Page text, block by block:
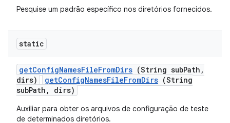
Pesquise um padrão específico nos diretórios fornecidos.
static
getConfigNamesFileFromDirs (String subPath ,
dirs)
getConfigNamesFileFromDirs (String
subPath, dirs)
Auxiliar para obter os arquivos de configuração de teste
de determinados diretórios.